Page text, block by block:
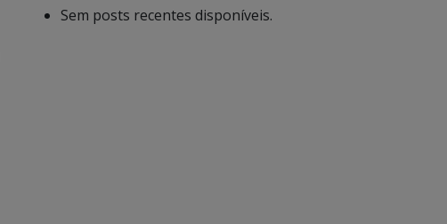
Sem posts recentes disponíveis.